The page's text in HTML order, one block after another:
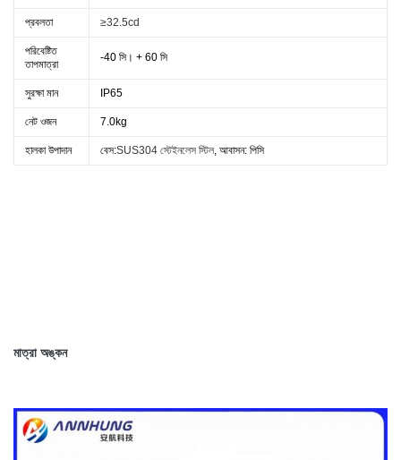
প্রবলতা ≥32.5cd
পরিবেষ্টিত
তাপমাত্রা
-40 সি। + 60 সি
সুরক্ষা মান IP65
নেট ওজন 7.0kg
হালকা উপাদান বেস:SUS304 স্টেইনলেস স্টিল, আবাসন: পিসি
মাত্রা অঙ্কন